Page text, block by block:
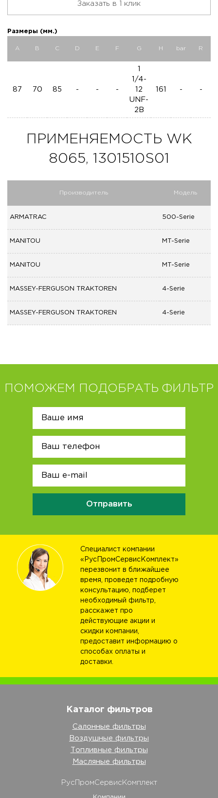
Заказать в 1 клик
Размеры (мм.)
A B C D E F G H bar R
87 70 85 - - -
1
1/4-
12
UNF-
2B
161 - -
ПРИМЕНЯЕМОСТЬ WK
8065, 1301510S01
Производитель Модель
ARMATRAC 500-Serie
MANITOU MT-Serie
MANITOU MT-Serie
MASSEY-FERGUSON TRAKTOREN 4-Serie
MASSEY-FERGUSON TRAKTOREN 4-Serie
ПОМОЖЕМ ПОДОБРАТЬ ФИЛЬТР
Отправить
Специалист компании
«РусПромСервисКомплект»
перезвонит в ближайшее
время, проведет подробную
консультацию, подберет
необходимый фильтр,
расскажет про
действующие акции и
скидки компании,
предоставит информацию о
способах оплаты и
доставки.
Каталог фильтров
Салонные фильтры
Воздушные фильтры
Топливные фильтры
Масляные фильтры
РусПромСервисКомплект